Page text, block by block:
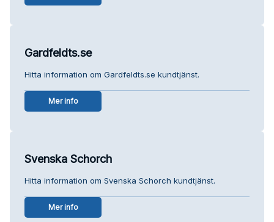
Gardfeldts.se
Hitta information om Gardfeldts.se kundtjänst.
Mer info
Svenska Schorch
Hitta information om Svenska Schorch kundtjänst.
Mer info